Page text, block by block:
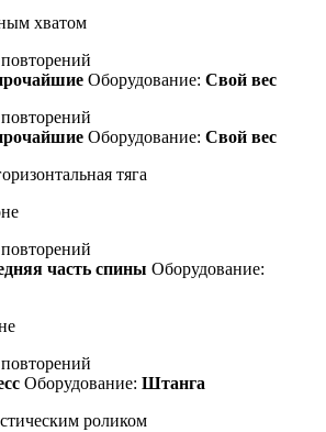
хватом
Оборудование: Свой вес
Оборудование: Свой вес
тяга
часть спины Оборудование:
Оборудование: Штанга
роликом